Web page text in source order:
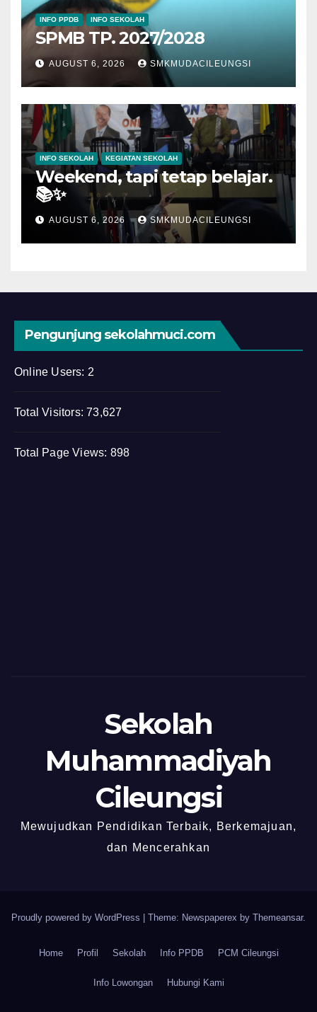
INFO PPDB INFO SEKOLAH
SPMB TP. 2027/2028
AUGUST 6, 2026 SMKMUDACILEUNGSI
INFO SEKOLAH KEGIATAN SEKOLAH
Weekend, tapi tetap belajar.
📚✨
AUGUST 6, 2026 SMKMUDACILEUNGSI
Pengunjung sekolahmuci.com
Online Users: 2
Total Visitors:73,627
Total Page Views: 898
Sekolah
Muhammadiyah
Cileungsi
Mewujudkan Pendidikan Terbaik, Berkemajuan,
dan Mencerahkan
Proudly powered by WordPress Theme: Newspaperex by Themeansar.
Home Profil Sekolah Info PPDB PCM Cileungsi
Info Lowongan Hubungi Kami